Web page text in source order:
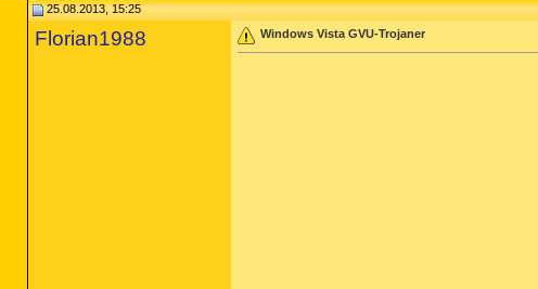
25.08.2013, 15:25
Florian1988 Windows Vista GVU-Trojaner